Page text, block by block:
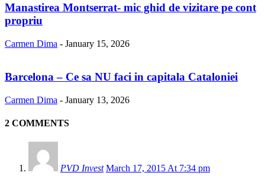
Manastirea Montserrat- mic ghid de vizitare pe cont
propriu
Carmen Dima - January 15, 2026
Barcelona – Ce sa NU faci in capitala Cataloniei
Carmen Dima - January 13, 2026
2 COMMENTS
PVD Invest March 17, 2015 At 7:34 pm